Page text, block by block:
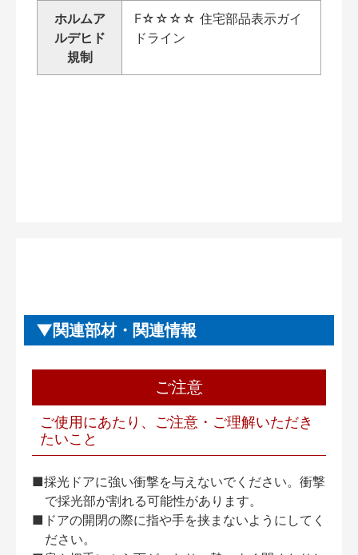
ホルムア
ルデヒド
規制
F☆☆☆☆ 住宅部品表示ガイ
ドライン
関連部材・関連情報
ご注意
ご使用にあたり、ご注意・ご理解いただき
たいこと
■採光ドアに強い衝撃を与えないでください。衝撃
で採光部が割れる可能性があります。
■ドアの開閉の際に指や手を挟まないようにしてく
ださい。